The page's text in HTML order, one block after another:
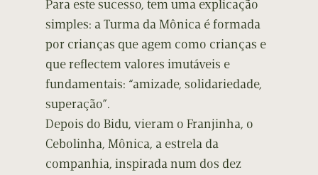
Para este sucesso, tem uma explicação
simples: a Turma da Mônica é formada
por crianças que agem como crianças e
que reflectem valores imutáveis e
fundamentais: “amizade, solidariedade,
superação”.
Depois do Bidu, vieram o Franjinha, o
Cebolinha, Mônica, a estrela da
companhia, inspirada num dos dez